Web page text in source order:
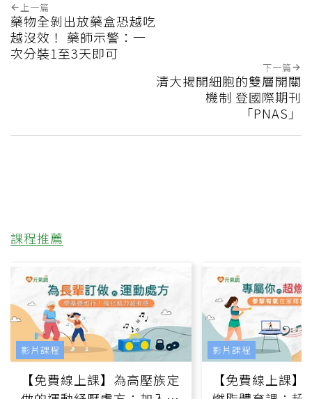
上一篇
藥物全剝出放藥盒恐越吃
越沒效！ 藥師示警：一
次分裝1至3天即可
下一篇
清大揭開細胞的雙層開關
機制 登國際期刊
「PNAS」
課程推薦
【免費線上課】為高壓族定
影片課程
【免費線上課
影片課程